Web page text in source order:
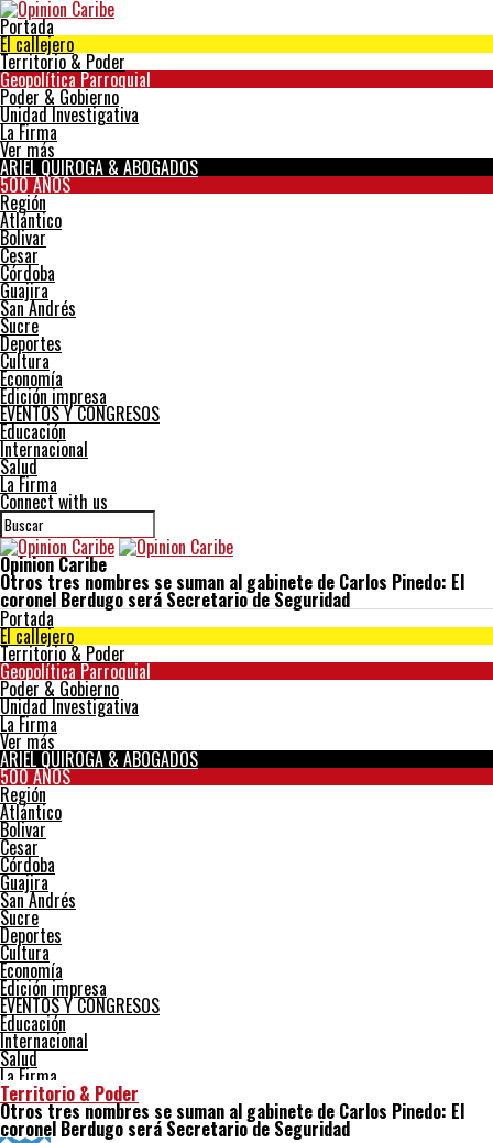
Portada
El callejero
Territorio & Poder
Geopolítica Parroquial
Poder & Gobierno
Unidad Investigativa
La Firma
Ver más
ARIEL QUIROGA & ABOGADOS
500 AÑOS
Región
Atlántico
Bolivar
Cesar
Córdoba
Guajira
San Andrés
Sucre
Deportes
Cultura
Economía
Edición impresa
EVENTOS Y CONGRESOS
Educación
Internacional
Salud
La Firma
Connect with us
Opinion Caribe
Otros tres nombres se suman al gabinete de Carlos Pinedo: El
coronel Berdugo será Secretario de Seguridad
Portada
El callejero
Territorio & Poder
Geopolítica Parroquial
Poder & Gobierno
Unidad Investigativa
La Firma
Ver más
ARIEL QUIROGA & ABOGADOS
500 AÑOS
Región
Atlántico
Bolivar
Cesar
Córdoba
Guajira
San Andrés
Sucre
Deportes
Cultura
Economía
Edición impresa
EVENTOS Y CONGRESOS
Educación
Internacional
Salud
La Firma
Territorio & Poder
Otros tres nombres se suman al gabinete de Carlos Pinedo: El
coronel Berdugo será Secretario de Seguridad